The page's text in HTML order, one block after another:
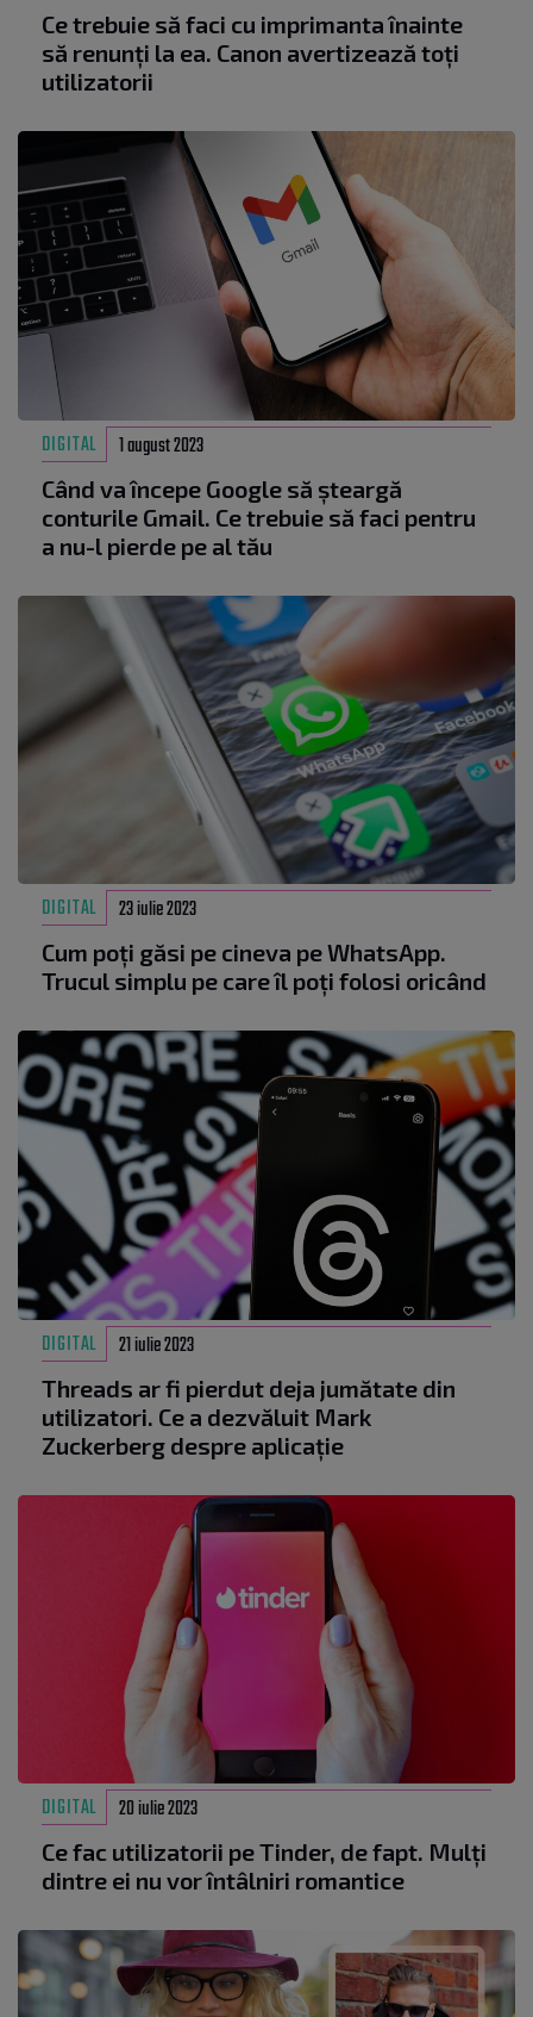
Ce trebuie să faci cu imprimanta înainte
să renunți la ea. Canon avertizează toți
utilizatorii
DIGITAL 1 august 2023
Când va începe Google să șteargă
conturile Gmail. Ce trebuie să faci pentru
a nu-l pierde pe al tău
DIGITAL 23 iulie 2023
Cum poți găsi pe cineva pe WhatsApp.
Trucul simplu pe care îl poți folosi oricând
DIGITAL 21 iulie 2023
Threads ar fi pierdut deja jumătate din
utilizatori. Ce a dezvăluit Mark
Zuckerberg despre aplicație
DIGITAL 20 iulie 2023
Ce fac utilizatorii pe Tinder, de fapt. Mulți
dintre ei nu vor întâlniri romantice